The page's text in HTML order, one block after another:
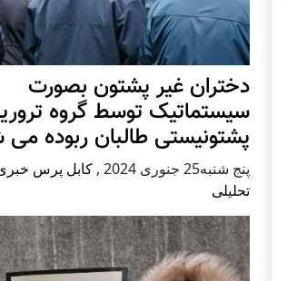
دختران غیر پشتون بصورت
سیستماتیک توسط گروه
پشتونیستی طالبان ربوده می
پنج شنبه25 جنوری 2024 , کابل پرس
تحلیلی